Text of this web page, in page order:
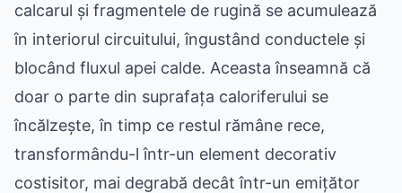
calcarul și fragmentele de rugină se acumulează
în interiorul circuitului, îngustând conductele și
blocând fluxul apei calde. Aceasta înseamnă că
doar o parte din suprafața caloriferului se
încălzește, în timp ce restul rămâne rece,
transformându-l într-un element decorativ
costisitor, mai degrabă decât într-un emițător